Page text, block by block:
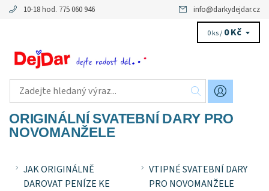
10-18 hod. 775 060 946 info@darkydejdar.cz
0 ks / 0 Kč
ORIGINÁLNÍ SVATEBNÍ DARY PRO
NOVOMANŽELE
JAK ORIGINÁLNĚ
DAROVAT PENÍZE KE
VTIPNÉ SVATEBNÍ DARY
PRO NOVOMANŽELE